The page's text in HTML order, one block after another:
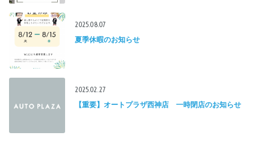
2025.08.07
夏季休暇のお知らせ
2025.02.27
【重要】オートプラザ西神店 一時閉店のお知らせ